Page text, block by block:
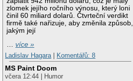
zlomek jejího ročního výnosu, který loni
činil 60 miliard dolarů. Čtvrteční verdikt
firmě také nařizuje, aby změnila způsob,
jakým její
…více »
Ladislav Hagara
Komentářů: 8
MS Paint Doom
včera 12:44 | Humor